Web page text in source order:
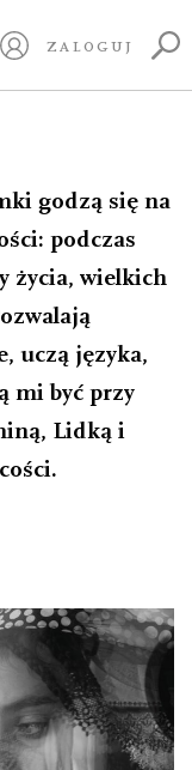
ZALOGUJ
godzą się na
podczas
życia, wielkich
uczą języka,
mi być przy
Lidką i